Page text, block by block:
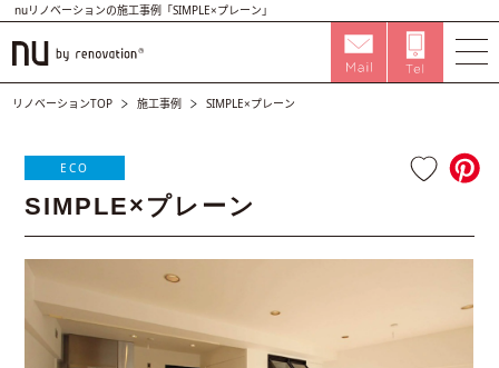
nuリノベーションの施工事例「SIMPLE×プレーン」
リノベーションTOP 施工事例 SIMPLE×プレーン
ECO
SIMPLE×プレーン